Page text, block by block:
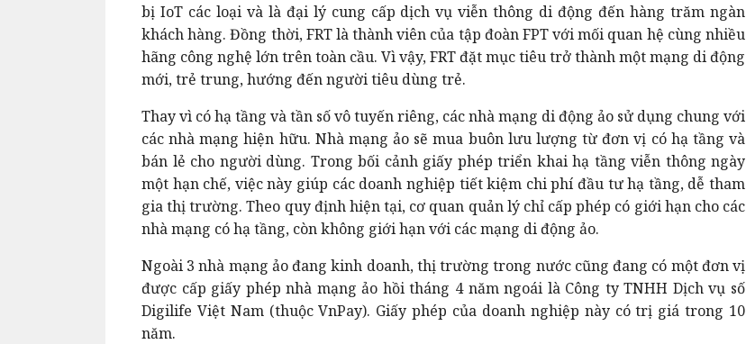
bị IoT các loại và là đại lý cung cấp dịch vụ viễn thông di động đến hàng trăm ngàn
khách hàng. Đồng thời, FRT là thành viên của tập đoàn FPT với mối quan hệ cùng nhiều
hãng công nghệ lớn trên toàn cầu. Vì vậy, FRT đặt mục tiêu trở thành một mạng di động
mới, trẻ trung, hướng đến người tiêu dùng trẻ.
Thay vì có hạ tầng và tần số vô tuyến riêng, các nhà mạng di động ảo sử dụng chung với
các nhà mạng hiện hữu. Nhà mạng ảo sẽ mua buôn lưu lượng từ đơn vị có hạ tầng và
bán lẻ cho người dùng. Trong bối cảnh giấy phép triển khai hạ tầng viễn thông ngày
một hạn chế, việc này giúp các doanh nghiệp tiết kiệm chi phí đầu tư hạ tầng, dễ tham
gia thị trường. Theo quy định hiện tại, cơ quan quản lý chỉ cấp phép có giới hạn cho các
nhà mạng có hạ tầng, còn không giới hạn với các mạng di động ảo.
Ngoài 3 nhà mạng ảo đang kinh doanh, thị trường trong nước cũng đang có một đơn vị
được cấp giấy phép nhà mạng ảo hồi tháng 4 năm ngoái là Công ty TNHH Dịch vụ số
Digilife Việt Nam (thuộc VnPay). Giấy phép của doanh nghiệp này có trị giá trong 10
năm.